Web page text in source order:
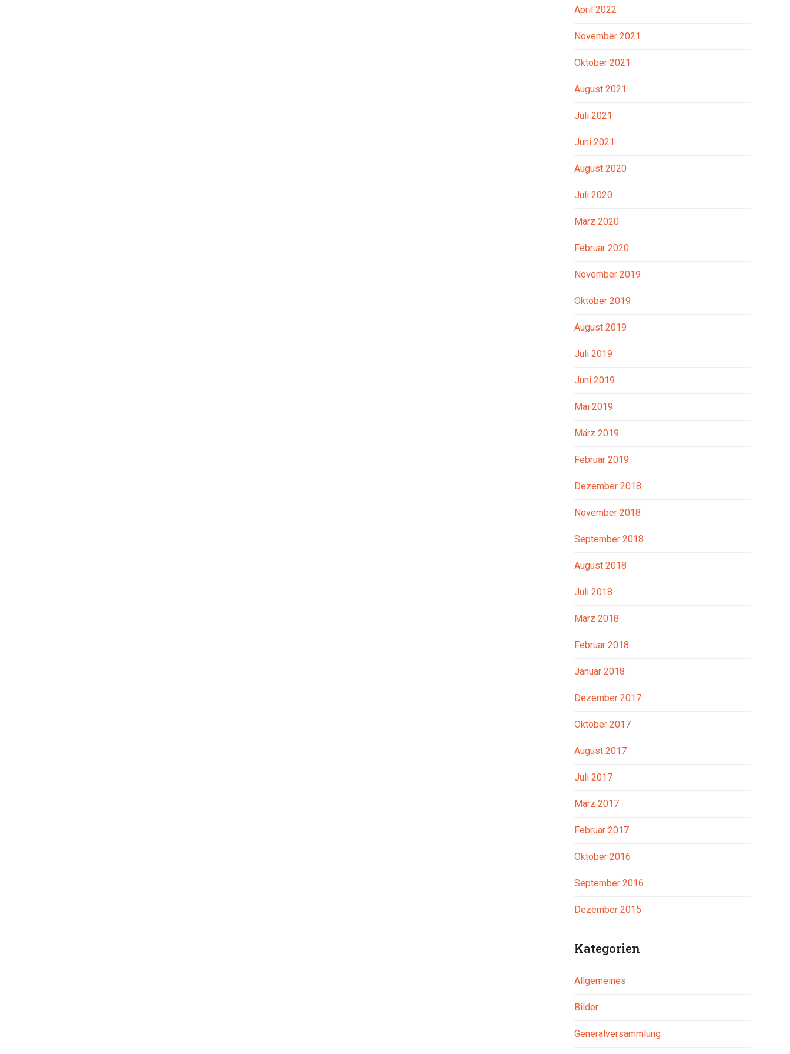
April 2022
November 2021
Oktober 2021
August 2021
Juli 2021
Juni 2021
August 2020
Juli 2020
März 2020
Februar 2020
November 2019
Oktober 2019
August 2019
Juli 2019
Juni 2019
Mai 2019
März 2019
Februar 2019
Dezember 2018
November 2018
September 2018
August 2018
Juli 2018
März 2018
Februar 2018
Januar 2018
Dezember 2017
Oktober 2017
August 2017
Juli 2017
März 2017
Februar 2017
Oktober 2016
September 2016
Dezember 2015
Kategorien
Allgemeines
Bilder
Generalversammlung